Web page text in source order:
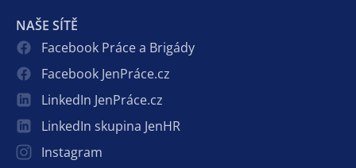
NAŠE SÍTĚ
Facebook Práce a Brigády
Facebook JenPráce.cz
LinkedIn JenPráce.cz
LinkedIn skupina JenHR
Instagram